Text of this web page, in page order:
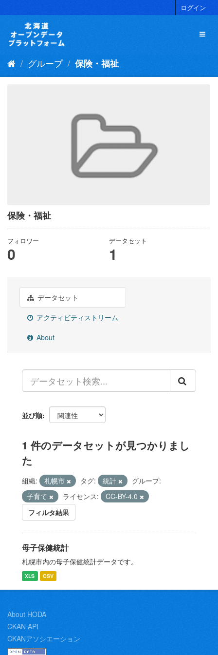
キ
ログイン
グループ 保険・福祉
保険・福祉
フォロワー
0
データセット
1
データセット
アクティビティストリーム
About
並び順
1 件のデータセットが見つかりまし
た
組織: 札幌市 タグ: 統計
グループ:
子育て
ライセンス:
CC-BY-4.0
フィルタ結果
母子保健統計
札幌市内の母子保健統計データです。
XLS CSV
About HODA
CKAN API
CKANアソシエーション